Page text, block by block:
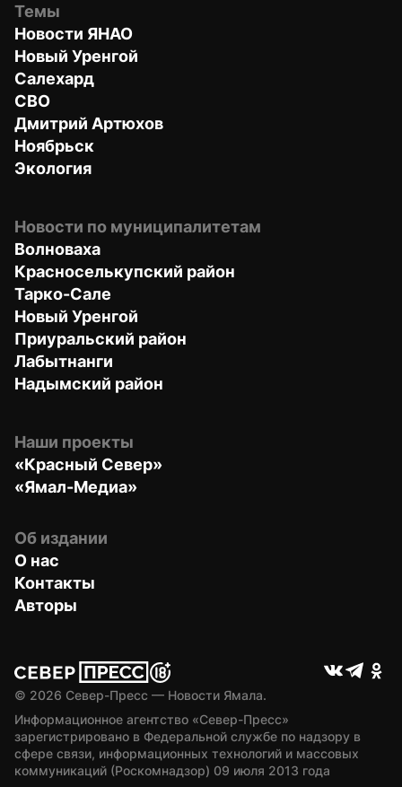
Темы
Новости ЯНАО
Новый Уренгой
Салехард
СВО
Дмитрий Артюхов
Ноябрьск
Экология
Новости по муниципалитетам
Волноваха
Красноселькупский район
Тарко-Сале
Новый Уренгой
Приуральский район
Лабытнанги
Надымский район
Наши проекты
«Красный Север»
«Ямал-Медиа»
Об издании
О нас
Контакты
Авторы
© 2026 Север-Пресс — Новости Ямала.
Информационное агентство «Север-Пресс»
зарегистрировано в Федеральной службе по надзору в
сфере связи, информационных технологий и массовых
коммуникаций (Роскомнадзор) 09 июля 2013 года